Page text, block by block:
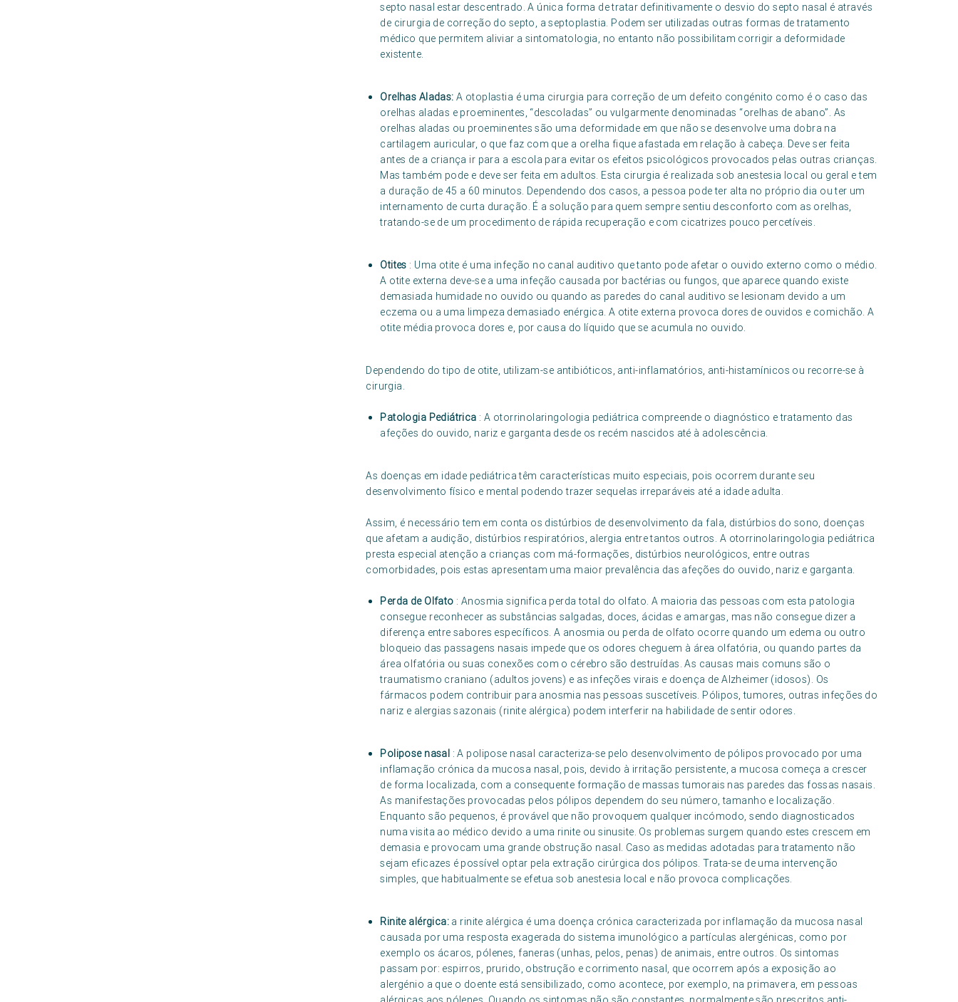
septo nasal estar descentrado. A única forma de tratar definitivamente o desvio do septo nasal é através
de cirurgia de correção do septo, a septoplastia. Podem ser utilizadas outras formas de tratamento
médico que permitem aliviar a sintomatologia, no entanto não possibilitam corrigir a deformidade
existente.
Orelhas Aladas: A otoplastia é uma cirurgia para correção de um defeito congénito como é o caso das
orelhas aladas e proeminentes, “descoladas” ou vulgarmente denominadas “orelhas de abano”. As
orelhas aladas ou proeminentes são uma deformidade em que não se desenvolve uma dobra na
cartilagem auricular, o que faz com que a orelha fique afastada em relação à cabeça. Deve ser feita
antes de a criança ir para a escola para evitar os efeitos psicológicos provocados pelas outras crianças.
Mas também pode e deve ser feita em adultos. Esta cirurgia é realizada sob anestesia local ou geral e tem
a duração de 45 a 60 minutos. Dependendo dos casos, a pessoa pode ter alta no próprio dia ou ter um
internamento de curta duração. É a solução para quem sempre sentiu desconforto com as orelhas,
tratando-se de um procedimento de rápida recuperação e com cicatrizes pouco percetíveis.
Otites : Uma otite é uma infeção no canal auditivo que tanto pode afetar o ouvido externo como o médio.
A otite externa deve-se a uma infeção causada por bactérias ou fungos, que aparece quando existe
demasiada humidade no ouvido ou quando as paredes do canal auditivo se lesionam devido a um
eczema ou a uma limpeza demasiado enérgica. A otite externa provoca dores de ouvidos e comichão. A
otite média provoca dores e, por causa do líquido que se acumula no ouvido.
Dependendo do tipo de otite, utilizam-se antibióticos, anti-inflamatórios, anti-histamínicos ou recorre-se à
cirurgia.
Patologia Pediátrica : A otorrinolaringologia pediátrica compreende o diagnóstico e tratamento das
afeções do ouvido, nariz e garganta desde os recém nascidos até à adolescência.
As doenças em idade pediátrica têm características muito especiais, pois ocorrem durante seu
desenvolvimento físico e mental podendo trazer sequelas irreparáveis até a idade adulta.
Assim, é necessário tem em conta os distúrbios de desenvolvimento da fala, distúrbios do sono, doenças
que afetam a audição, distúrbios respiratórios, alergia entre tantos outros. A otorrinolaringologia pediátrica
presta especial atenção a crianças com má-formações, distúrbios neurológicos, entre outras
comorbidades, pois estas apresentam uma maior prevalência das afeções do ouvido, nariz e garganta.
Perda de Olfato : Anosmia significa perda total do olfato. A maioria das pessoas com esta patologia
consegue reconhecer as substâncias salgadas, doces, ácidas e amargas, mas não consegue dizer a
diferença entre sabores específicos. A anosmia ou perda de olfato ocorre quando um edema ou outro
bloqueio das passagens nasais impede que os odores cheguem à área olfatória, ou quando partes da
área olfatória ou suas conexões com o cérebro são destruídas. As causas mais comuns são o
traumatismo craniano (adultos jovens) e as infeções virais e doença de Alzheimer (idosos). Os
fármacos podem contribuir para anosmia nas pessoas suscetíveis. Pólipos, tumores, outras infeções do
nariz e alergias sazonais (rinite alérgica) podem interferir na habilidade de sentir odores.
Polipose nasal : A polipose nasal caracteriza-se pelo desenvolvimento de pólipos provocado por uma
inflamação crónica da mucosa nasal, pois, devido à irritação persistente, a mucosa começa a crescer
de forma localizada, com a consequente formação de massas tumorais nas paredes das fossas nasais.
As manifestações provocadas pelos pólipos dependem do seu número, tamanho e localização.
Enquanto são pequenos, é provável que não provoquem qualquer incómodo, sendo diagnosticados
numa visita ao médico devido a uma rinite ou sinusite. Os problemas surgem quando estes crescem em
demasia e provocam uma grande obstrução nasal. Caso as medidas adotadas para tratamento não
sejam eficazes é possível optar pela extração cirúrgica dos pólipos. Trata-se de uma intervenção
simples, que habitualmente se efetua sob anestesia local e não provoca complicações.
Rinite alérgica: a rinite alérgica é uma doença crónica caracterizada por inflamação da mucosa nasal
causada por uma resposta exagerada do sistema imunológico a partículas alergénicas, como por
exemplo os ácaros, pólenes, faneras (unhas, pelos, penas) de animais, entre outros. Os sintomas
passam por: espirros, prurido, obstrução e corrimento nasal, que ocorrem após a exposição ao
alergénio a que o doente está sensibilizado, como acontece, por exemplo, na primavera, em pessoas